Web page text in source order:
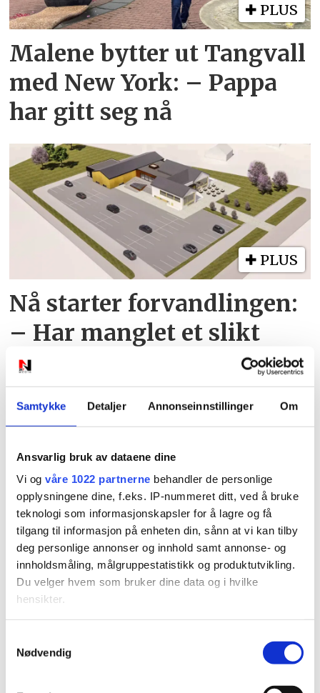
Samtykke Detaljer Annonseinnstillinger Om
Ansvarlig bruk av dataene dine
Vi og våre 1022 partnerne behandler de personlige
opplysningene dine, f.eks. IP-nummeret ditt, ved å bruke
teknologi som informasjonskapsler for å lagre og få
tilgang til informasjon på enheten din, sånn at vi kan tilby
deg personlige annonser og innhold samt annonse- og
innholdsmåling, målgruppestatistikk og produktutvikling.
Du velger hvem som bruker dine data og i hvilke
hensikter.
Innhente informasjon om den geografiske
Nødvendig
PLUS
Malene bytter ut Tangvall
med New York: – Pappa
har gitt seg nå
PLUS
Nå starter forvandlingen:
– Har manglet et slikt
møtested
PLUS
Ny Norgesmester fra
Søgne